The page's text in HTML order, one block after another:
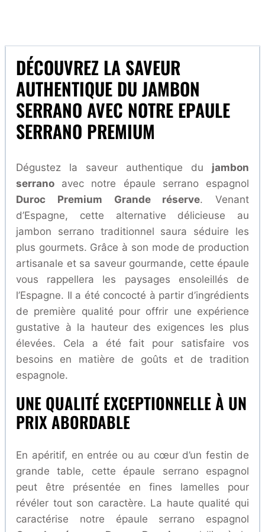
DÉCOUVREZ LA SAVEUR
AUTHENTIQUE DU JAMBON
SERRANO AVEC NOTRE EPAULE
SERRANO PREMIUM
Dégustez la saveur authentique du jambon
serrano avec notre épaule serrano espagnol
Duroc Premium Grande réserve. Venant
d’Espagne, cette alternative délicieuse au
jambon serrano traditionnel saura séduire les
plus gourmets. Grâce à son mode de production
artisanale et sa saveur gourmande, cette épaule
vous rappellera les paysages ensoleillés de
l’Espagne. Il a été concocté à partir d’ingrédients
de première qualité pour offrir une expérience
gustative à la hauteur des exigences les plus
élevées. Cela a été fait pour satisfaire vos
besoins en matière de goûts et de tradition
espagnole.
UNE QUALITÉ EXCEPTIONNELLE À UN
PRIX ABORDABLE
En apéritif, en entrée ou au cœur d’un festin de
grande table, cette épaule serrano espagnol
peut être présentée en fines lamelles pour
révéler tout son caractère. La haute qualité qui
caractérise notre épaule serrano espagnol